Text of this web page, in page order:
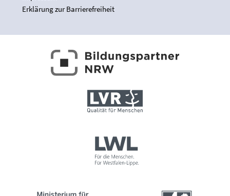
Erklärung zur Barrierefreiheit